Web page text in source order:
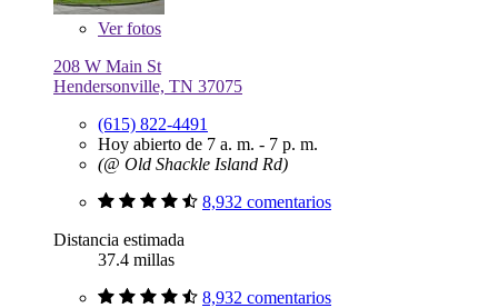
Verfotos
208 W Main St
Hendersonville, TN 37075
(615) 822-4491
Hoy abierto de 7 a. m. - 7 p. m.
(@ Old Shackle Island Rd)
8,932 comentarios
Distancia estimada
37.4 millas
8,932 comentarios